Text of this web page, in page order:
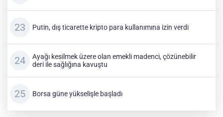
Putin, dış ticarette kripto para kullanımına izin verdi
Ayağı kesilmek üzere olan emekli madenci, çözünebilir
deri ile sağlığına kavuştu
Borsa güne yükselişle başladı